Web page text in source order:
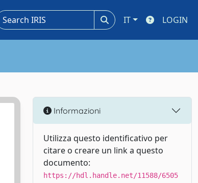
IT LOGIN
Informazioni
Utilizza questo identificativo per
citare o creare un link a questo
documento:
https://hdl.handle.net/11588/6505